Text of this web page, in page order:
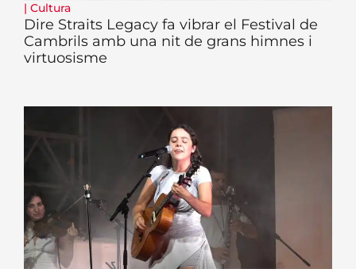
| Cultura
Dire Straits Legacy fa vibrar el Festival de
Cambrils amb una nit de grans himnes i
virtuosisme